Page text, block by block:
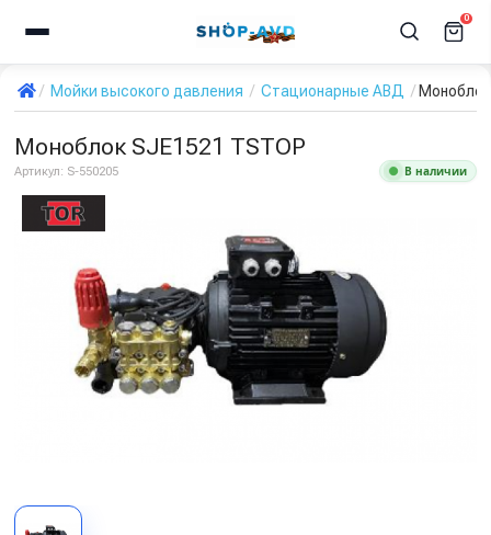
0
Мойки высокого давления Стационарные АВД
Моноблок SJE1521 TSTOP
Артикул: S-550205 В наличии